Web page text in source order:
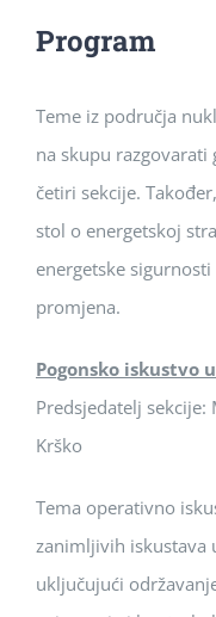
Program
Teme iz područja
na skupu
četiri sekcije.
stol o energetskoj
energetske
promjena.
Pogonsko iskustvo
Predsjedatelj
Krško
Tema operativno
zanimljivih iskustava
uključujući